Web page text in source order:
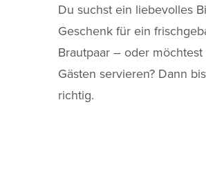
Du suchst ein liebevolles
Geschenk für ein
Brautpaar – oder möchtest
Gästen servieren? Dann
richtig.